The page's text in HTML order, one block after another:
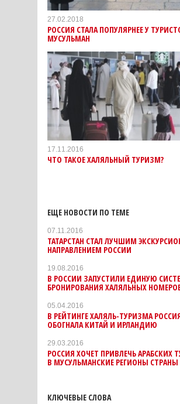
27.02.2018
РОССИЯ СТАЛА ПОПУЛЯРНЕЕ У
МУСУЛЬМАН
17.11.2016
ЧТО ТАКОЕ ХАЛЯЛЬНЫЙ ТУРИЗМ?
ЕЩЕ НОВОСТИ ПО ТЕМЕ
07.11.2016
ТАТАРСТАН СТАЛ ЛУЧШИМ
НАПРАВЛЕНИЕМ РОССИИ
19.08.2016
В РОССИИ ЗАПУСТИЛИ ЕДИНУЮ
БРОНИРОВАНИЯ ХАЛЯЛЬНЫХ
05.04.2016
В РЕЙТИНГЕ ХАЛЯЛЬ-ТУРИЗМА
ОБОГНАЛА КИТАЙ И ИРЛАНДИЮ
29.03.2016
РОССИЯ ХОЧЕТ ПРИВЛЕЧЬ АРАБСКИХ
В МУСУЛЬМАНСКИЕ РЕГИОНЫ СТРАНЫ
КЛЮЧЕВЫЕ СЛОВА